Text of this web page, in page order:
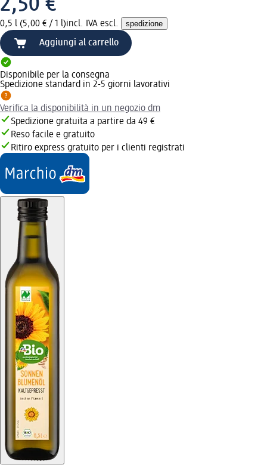
0,5 l (5,00 € / 1 l)incl. IVA escl. spedizione
Aggiungi al carrello
Disponibile per la consegna
Spedizione standard in 2-5 giorni lavorativi
Verifica la disponibilità in un negozio dm
Spedizione gratuita a partire da 49 €
Reso facile e gratuito
Ritiro express gratuito per i clienti registrati